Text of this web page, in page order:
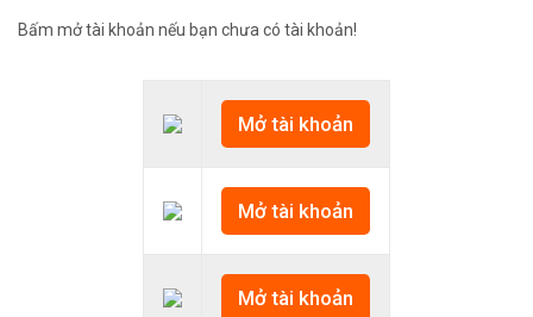
Bấm mở tài khoản nếu bạn chưa có tài khoản!
Mở tài khoản
Mở tài khoản
Mở tài khoản